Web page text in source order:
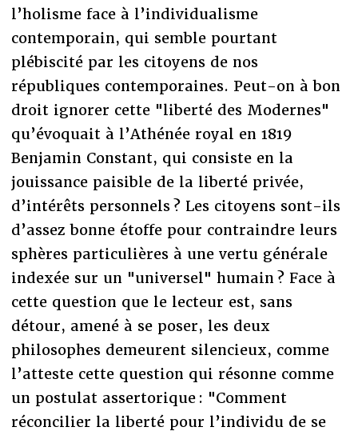
l’holisme face à l’individualisme
contemporain, qui semble pourtant
plébiscité par les citoyens de nos
républiques contemporaines. Peut-on à bon
droit ignorer cette "liberté des Modernes"
qu’évoquait à l’Athénée royal en 1819
Benjamin Constant, qui consiste en la
jouissance paisible de la liberté privée,
d’intérêts personnels ? Les citoyens sont-ils
d’assez bonne étoffe pour contraindre leurs
sphères particulières à une vertu générale
indexée sur un "universel" humain ? Face à
cette question que le lecteur est, sans
détour, amené à se poser, les deux
philosophes demeurent silencieux, comme
l’atteste cette question qui résonne comme
un postulat assertorique : "Comment
réconcilier la liberté pour l’individu de se